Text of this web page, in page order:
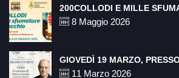
200COLLODI E MILLE
8 Maggio 2026
GIOVEDÌ 19 MARZO,
11 Marzo 2026